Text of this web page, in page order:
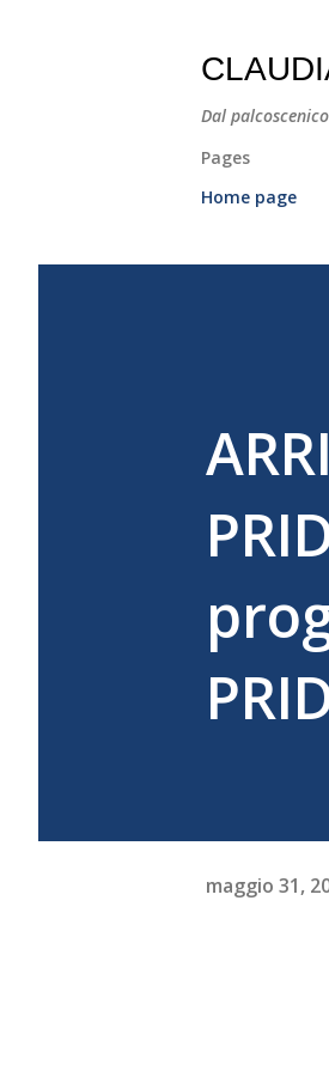
Dal
Pages
Home page
maggio 31,